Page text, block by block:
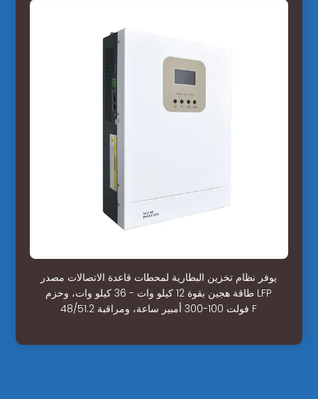
يوفر نظام تخزين البطارية لمحطات قاعدة الاتصالات مصدر
طاقة هجين بقوة 12 كيلو وات - 36 كيلو وات، وحزم LFP
48/51.2 فولت 100-300 أمبير ساعة، ومراقبة F